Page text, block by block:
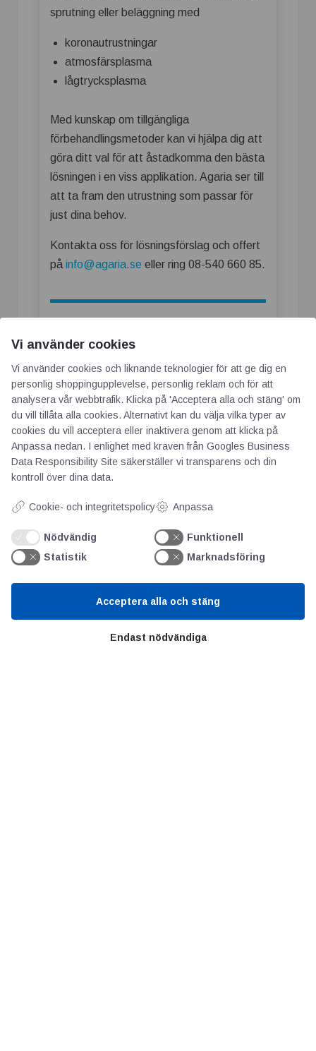
sprutning eller beläggning med
koronautrustningar
atmosfärsplasma
lågtrycksplasma
Med kunskap om tillgängliga
förbehandlingsmetoder kan vi hjälpa dig att
göra ditt val för att åstadkomma den bästa
lösningen i en viss applikation. Agaria ser till
att ta fram den utrustning som passar för
just dina behov.
Kontakta oss för lösningsförslag och offert
på info@agaria.se eller ring 08-540 660 85.
AOTI
Om oss
Priser
Kontakt
Vi använder cookies
Vi använder cookies och liknande teknologier för att ge dig en
personlig shoppingupplevelse, personlig reklam och för att
analysera vår webbtrafik. Klicka på 'Acceptera alla och stäng' om
du vill tillåta alla cookies. Alternativt kan du välja vilka typer av
cookies du vill acceptera eller inaktivera genom att klicka på
Anpassa nedan. I enlighet med kraven från Googles Business
Data Responsibility Site säkerställer vi transparens och din
kontroll över dina data.
Cookie- och integritetspolicy Anpassa
Nödvändig
Funktionell
Statistik
Marknadsföring
Endast nödvändiga
Acceptera alla och stäng